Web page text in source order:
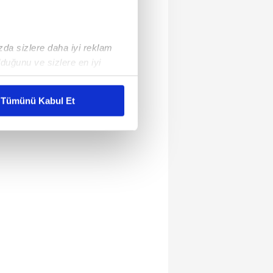
sizlere daha iyi reklam
ve sizlere en iyi
karşılamak
kullanılmaktadır. Bu
ve sizlere yönelik
detaylı bilgi için Ayarlar
Tümünü Kabul Et